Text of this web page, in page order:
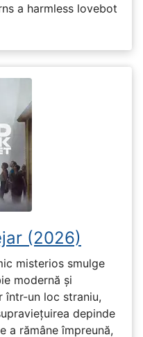
a harmless lovebot
(2026)
misterios smulge
modernă și
un loc straniu,
depinde
a rămâne împreună,